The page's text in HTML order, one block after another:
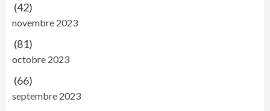
(42)
novembre 2023
(81)
octobre 2023
(66)
septembre 2023